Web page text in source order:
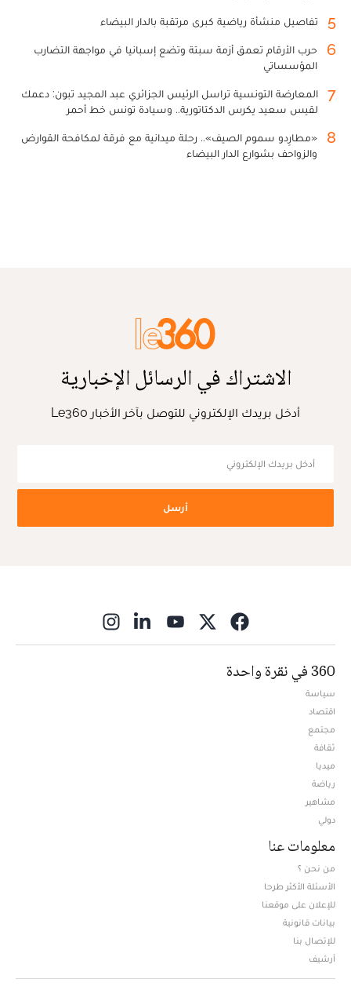
5 تفاصيل منشأة رياضية كبرى مرتقبة بالدار البيضاء
6
حرب الأرقام تعمق أزمة سبتة وتضع إسبانيا في مواجهة التضارب
المؤسساتي
7
المعارضة التونسية تراسل الرئيس الجزائري عبد المجيد تبون: دعمك
لقيس سعيد يكرس الدكتاتورية.. وسيادة تونس خط أحمر
8
«مطارِدو سموم الصيف».. رحلة ميدانية مع فرقة لمكافحة القوارض
والزواحف بشوارع الدار البيضاء
الاشتراك في الرسائل الإخبارية
أدخل بريدك الإلكتروني للتوصل بآخر الأخبار Le360
أرسل
360 في نقرة واحدة
سياسة
اقتصاد
مجتمع
ثقافة
ميديا
رياضة
مشاهير
دولي
معلومات عنا
من نحن ؟
الأسئلة الأكثر طرحا
للإعلان على موقعنا
بيانات قانونية
للإتصال بنا
أرشيف